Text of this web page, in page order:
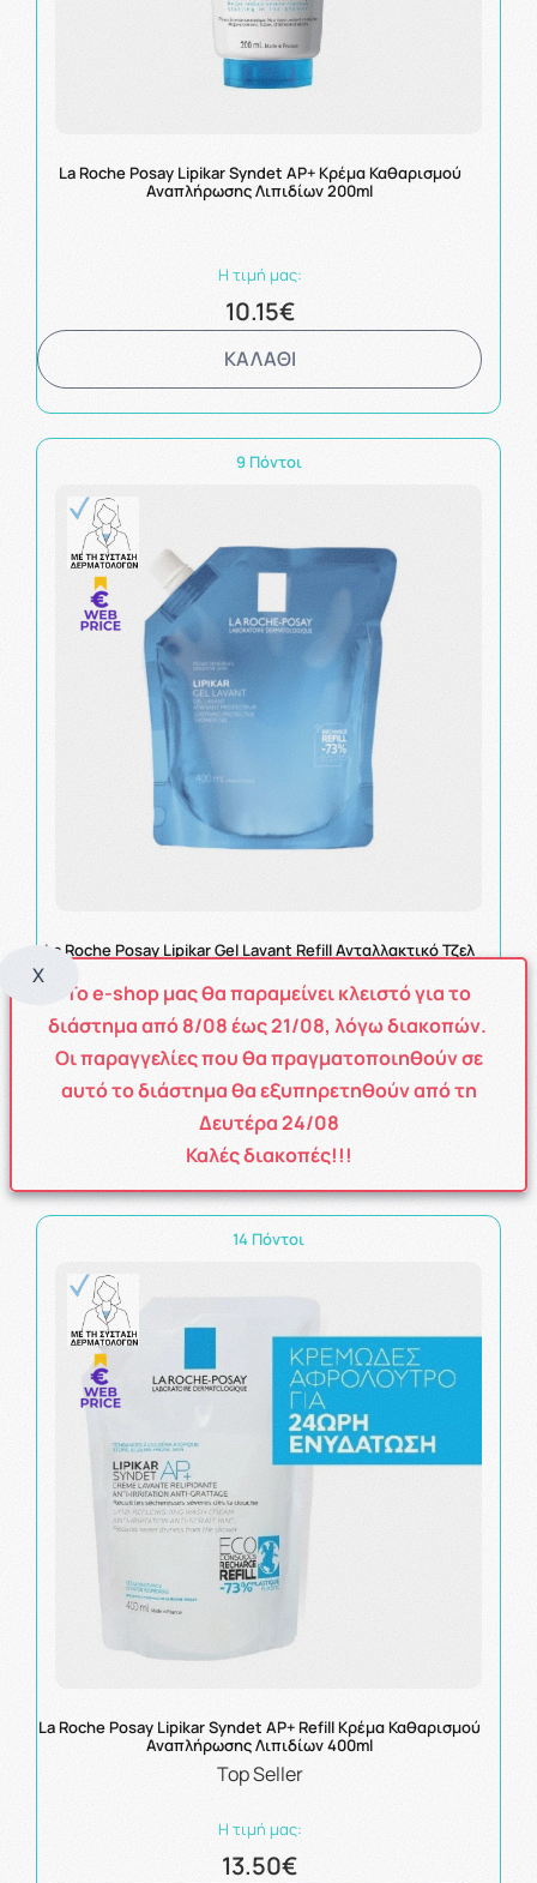
La Roche Posay Lipikar Syndet AP+ Κρέμα Καθαρισμού
Αναπλήρωσης Λιπιδίων 200ml
Η τιμή μας:
10.15€
ΚΑΛΑΘΙ
9 Πόντοι
La Roche Posay Lipikar Gel Lavant Refill Ανταλλακτικό Τζελ
Top Seller
Η τιμή μας:
8.51€
ΚΑΛΑΘΙ
14 Πόντοι
La Roche Posay Lipikar Syndet AP+ Refill Κρέμα Καθαρισμού
Αναπλήρωσης Λιπιδίων 400ml
Top Seller
Η τιμή μας:
13.50€
X
Το e-shop μας θα παραμείνει κλειστό για το
διάστημα από8/08έως21/08, λόγω διακοπών.
Οι παραγγελίες που θα πραγματοποιηθούν σε
αυτό το διάστημα θα εξυπηρετηθούν από τη
Δευτέρα 24/08
Καλές διακοπές!!!